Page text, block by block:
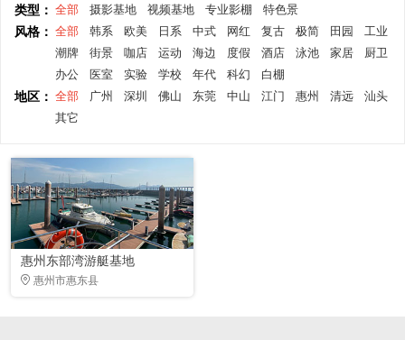
类型： 全部 摄影基地 视频基地 专业影棚 特色景
风格： 全部 韩系 欧美 日系 中式 网红 复古 极简 田园
工业
潮牌
街景 咖店 运动 海边 度假 酒店 泳池 家居
厨卫
办公
医室 实验 学校 年代 科幻 白棚
地区： 全部 广州 深圳 佛山 东莞 中山 江门 惠州 清远
汕头
其它
惠州东部湾游艇基地
惠州市惠东县